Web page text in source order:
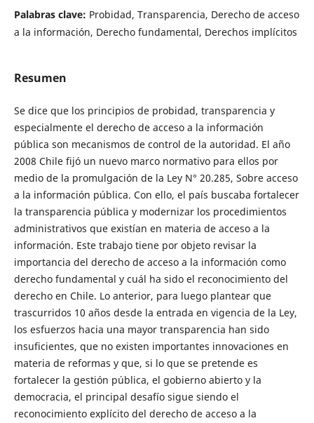
Palabras clave: Probidad, Transparencia, Derecho de acceso
a la información, Derecho fundamental, Derechos implícitos
Resumen
Se dice que los principios de probidad, transparencia y
especialmente el derecho de acceso a la información
pública son mecanismos de control de la autoridad. El año
2008 Chile fijó un nuevo marco normativo para ellos por
medio de la promulgación de la Ley N° 20.285, Sobre acceso
a la información pública. Con ello, el país buscaba fortalecer
la transparencia pública y modernizar los procedimientos
administrativos que existían en materia de acceso a la
información. Este trabajo tiene por objeto revisar la
importancia del derecho de acceso a la información como
derecho fundamental y cuál ha sido el reconocimiento del
derecho en Chile. Lo anterior, para luego plantear que
trascurridos 10 años desde la entrada en vigencia de la Ley,
los esfuerzos hacia una mayor transparencia han sido
insuficientes, que no existen importantes innovaciones en
materia de reformas y que, si lo que se pretende es
fortalecer la gestión pública, el gobierno abierto y la
democracia, el principal desafío sigue siendo el
reconocimiento explícito del derecho de acceso a la